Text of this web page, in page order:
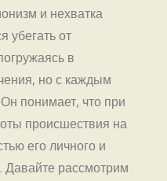
и нехватка
убегать от
в
но с каждым
понимает, что при
происшествия на
его личного и
Давайте рассмотрим